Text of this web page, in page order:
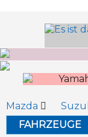
Mazda
FAHRZEUGE